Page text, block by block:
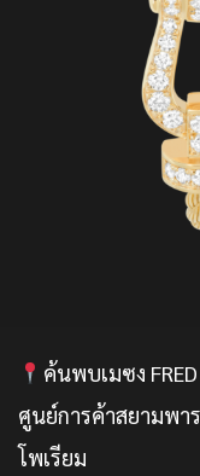
ค้นพบเมซง
ศูนย์การค้าสยามพา
โพเรียม